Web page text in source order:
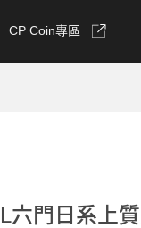
CP Coin專區
六門日系上